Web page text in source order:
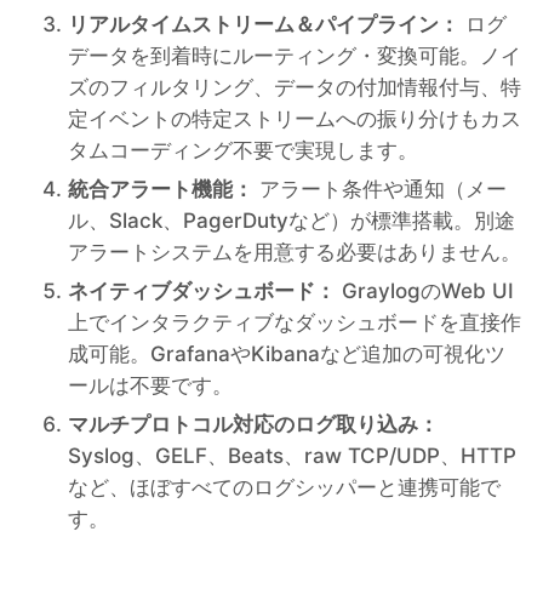
リアルタイムストリーム＆パイプライン：
ログ
データを到着時にルーティング・変換可能。ノイ
ズのフィルタリング、データの付加情報付与、特
定イベントの特定ストリームへの振り分けもカス
タムコーディング不要で実現します。
統合アラート機能： アラート条件や通知（メー
ル、Slack、PagerDutyなど）が標準搭載。別途
アラートシステムを用意する必要はありません。
ネイティブダッシュボード： GraylogのWeb UI
上でインタラクティブなダッシュボードを直接作
成可能。GrafanaやKibanaなど追加の可視化ツ
ールは不要です。
マルチプロトコル対応のログ取り込み：
Syslog、GELF、Beats、raw TCP/UDP、HTTP
など、ほぼすべてのログシッパーと連携可能で
す。